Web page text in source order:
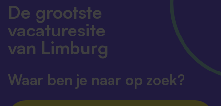
De grootste
vacaturesite
van Limburg
Waar ben je naar op zoek?